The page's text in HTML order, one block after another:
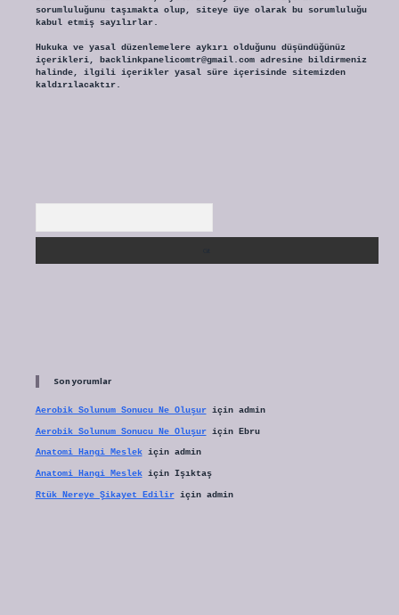
sorumluluğunu taşımakta olup, siteye üye olarak bu sorumluluğu
kabul etmiş sayılırlar.
Hukuka ve yasal düzenlemelere aykırı olduğunu düşündüğünüz
içerikleri, backlinkpanelicomtr@gmail.comadresine bildirmeniz
halinde, ilgili içerikler yasal süre içerisinde sitemizden
kaldırılacaktır.
Son yorumlar
Aerobik Solunum Sonucu Ne Oluşuriçin admin
Aerobik Solunum Sonucu Ne Oluşuriçin Ebru
Anatomi Hangi Meslekiçin admin
Anatomi Hangi Meslekiçin Işıktaş
Rtük Nereye Şikayet Ediliriçin admin